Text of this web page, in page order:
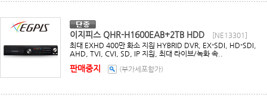
이지피스 QHR-H1600EAB+2TB HDD
[NE13301]
최대 EXHD 400만 화소 지원 HYBRID DVR, EX-SDI, HD-SDI,
AHD, TVI, CVI, SD, IP 지원, 최대 라이브/녹화 속..
판매중지 (부가세포함가)